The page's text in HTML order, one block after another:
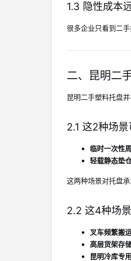
1.3 隐性成本
很多企业只看到二
二、昆明二
昆明二手塑料托盘
2.1 这2种场
临时一次性
轻载静态垫
这两种场景对托盘
2.2 这4种场
叉车频繁搬
高层货架存
昆明冷库专